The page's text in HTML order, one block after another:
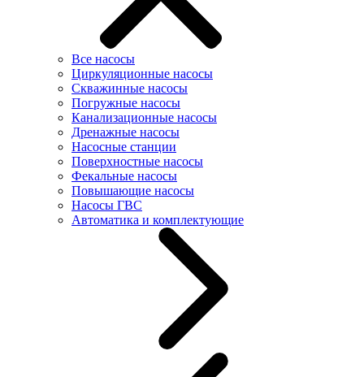
Все насосы
Циркуляционные насосы
Скважинные насосы
Погружные насосы
Канализационные насосы
Дренажные насосы
Насосные станции
Поверхностные насосы
Фекальные насосы
Повышающие насосы
Насосы ГВС
Автоматика и комплектующие